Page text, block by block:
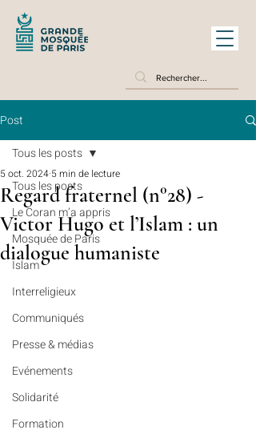
Post
Tous les posts
Le Coran m’a appris
Mosquée de Paris
Islam
Interreligieux
Communiqués
Presse & médias
Evénements
Solidarité
Formation
Tous les posts
Regard fraternel (n°28) -
Victor Hugo et l’Islam : un
dialogue humaniste
5 oct. 2024 5 min de lecture